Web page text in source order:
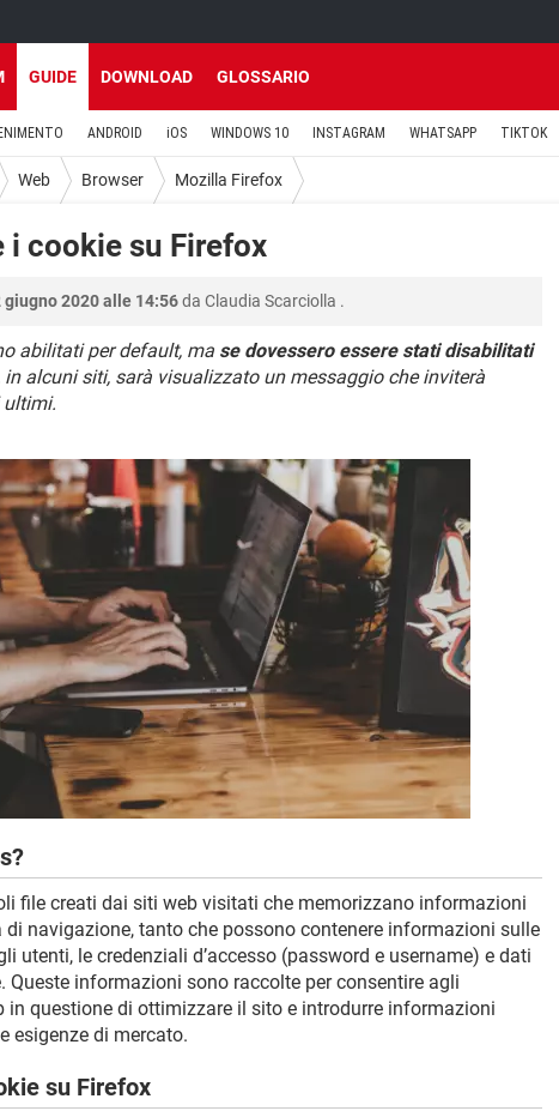
GUIDE DOWNLOAD GLOSSARIO
ANDROID iOS WINDOWS 10 INSTAGRAM WHATSAPP TIKTOK
Web Browser Mozilla Firefox
i cookie su Firefox
giugno 2020 alle 14:56da Claudia Scarciolla .
abilitati per default, ma se dovessero essere stati disabilitati
in alcuni siti, sarà visualizzato un messaggio che inviterà
file creati dai siti web visitati che memorizzano informazioni
navigazione, tanto che possono contenere informazioni sulle
utenti, le credenziali d’accesso (password e username) e dati
Queste informazioni sono raccolte per consentire agli
in questione di ottimizzare il sito e introdurre informazioni
esigenze di mercato.
su Firefox